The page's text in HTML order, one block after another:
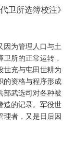
卫所选簿校注》
因为管理人口与土
所的正常运转，
世充与屯田世耕为
的资格与程序形成
部武选司对各种被
造的记录。军役世
理者，又是日后因